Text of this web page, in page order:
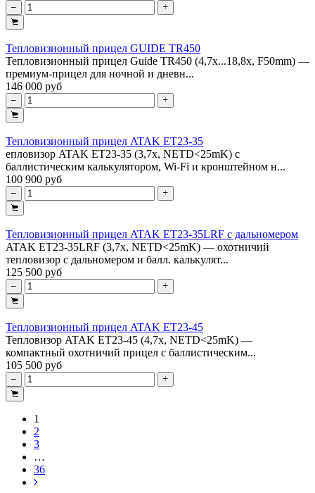
Тепловизионный прицел GUIDE TR450
Тепловизионный прицел Guide TR450 (4,7x...18,8x, F50mm) —
премиум-прицел для ночной и дневн...
146 000 руб
Тепловизионный прицел ATAK ET23-35
епловизор ATAK ET23-35 (3,7x, NETD<25mK) с
баллистическим калькулятором, Wi-Fi и кронштейном н...
100 900 руб
Тепловизионный прицел ATAK ET23-35LRF с дальномером
ATAK ET23-35LRF (3,7x, NETD<25mK) — охотничий
тепловизор с дальномером и балл. калькулят...
125 500 руб
Тепловизионный прицел ATAK ET23-45
Тепловизор ATAK ET23-45 (4,7x, NETD<25mK) —
компактный охотничий прицел с баллистическим...
105 500 руб
1
2
3
…
36